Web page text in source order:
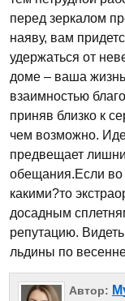
перед зеркалом
наяву, вам
удержаться от
доме – ваша
взаимностью
приняв близко к
чем возможно.
предвещает
обещания.Если
какими?то
досадным
репутацию.
льдины по
Автор: